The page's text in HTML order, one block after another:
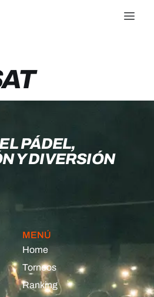
PÁDEL,
Y DIVERSIÓN
MENÚ
Home
Torneos
Ranking